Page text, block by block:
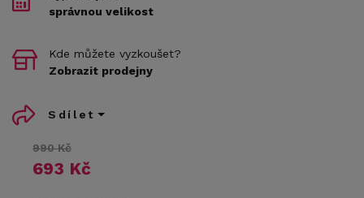
990 Kč
693 Kč
správnou velikost
Kde můžete vyzkoušet?
Zobrazit prodejny
Sdílet